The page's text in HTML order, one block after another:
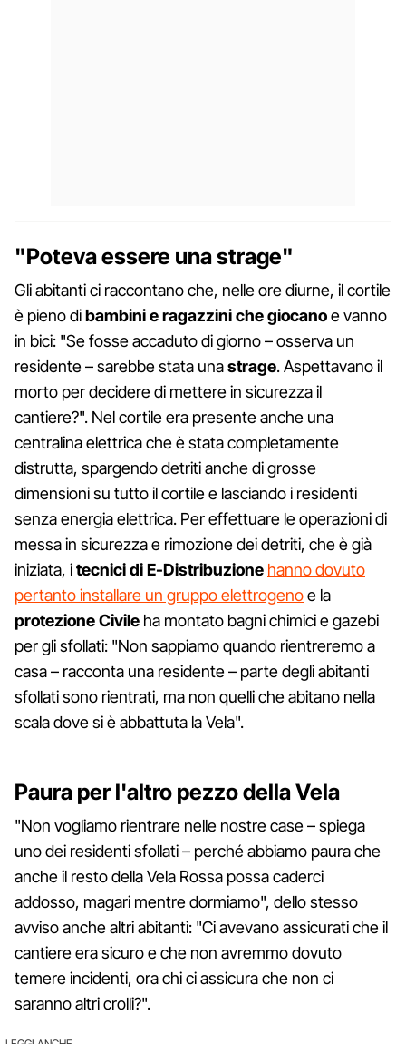
"Poteva essere una strage"
Gli abitanti ci raccontano che, nelle ore diurne, il cortile
è pieno dibambini e ragazzini che giocanoe vanno
in bici: "Se fosse accaduto di giorno – osserva un
residente – sarebbe stata unastrage. Aspettavano il
morto per decidere di mettere in sicurezza il
cantiere?". Nel cortile era presente anche una
centralina elettrica che è stata completamente
distrutta, spargendo detriti anche di grosse
dimensioni su tutto il cortile e lasciando i residenti
senza energia elettrica. Per effettuare le operazioni di
messa in sicurezza e rimozione dei detriti, che è già
iniziata, itecnici di E-Distribuzione hanno dovuto
pertanto installare un gruppo elettrogenoe la
protezione Civile ha montato bagni chimici e gazebi
per gli sfollati: "Non sappiamo quando rientreremo a
casa – racconta una residente – parte degli abitanti
sfollati sono rientrati, ma non quelli che abitano nella
scala dove si è abbattuta la Vela".
Paura per l'altro pezzo della Vela
"Non vogliamo rientrare nelle nostre case – spiega
uno dei residenti sfollati – perché abbiamo paura che
anche il resto della Vela Rossa possa caderci
addosso, magari mentre dormiamo", dello stesso
avviso anche altri abitanti: "Ci avevano assicurati che il
cantiere era sicuro e che non avremmo dovuto
temere incidenti, ora chi ci assicura che non ci
saranno altri crolli?".